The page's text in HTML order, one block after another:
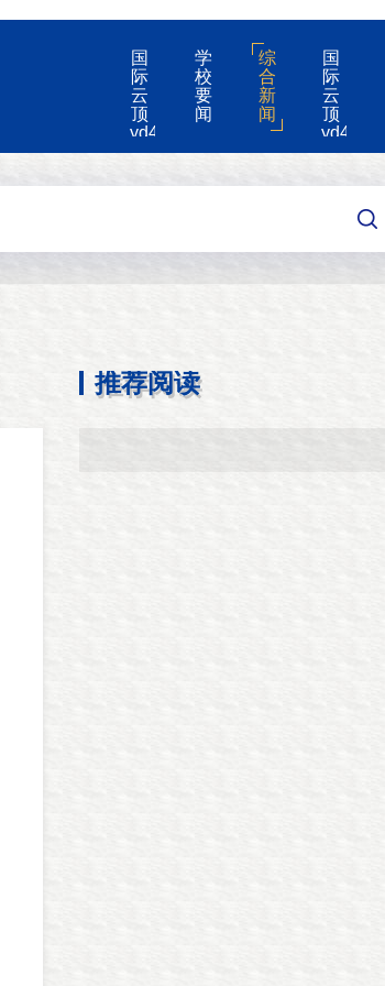
国
际
云
顶
yd4008-
云
国
戏
学
校
要
闻
综
合
新
闻
国
际
云
顶
yd4008
的
告
推荐阅读